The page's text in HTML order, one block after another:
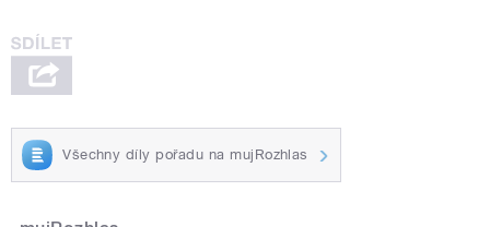
Všechny díly pořadu na mujRozhlas